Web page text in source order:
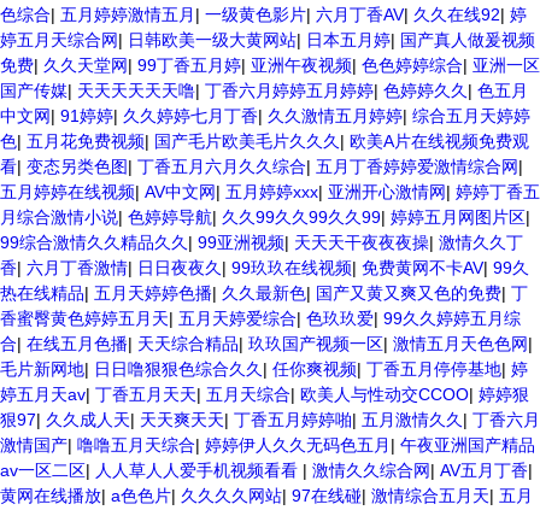
色综合| 五月婷婷激情五月 | 一级黄色影片| 六月丁香AV| 久久在线92| 婷
婷五月天综合网| 日韩欧美一级大黄网站| 日本五月婷| 国产真人做爰视频
免费| 久久天堂网| 99丁香五月婷| 亚洲午夜视频| 色色婷婷综合| 亚洲一区
国产传媒| 天天天天天天噜| 丁香六月婷婷五月婷婷| 色婷婷久久 | 色五月
中文网| 91婷婷| 久久婷婷七月丁香| 久久激情五月婷婷| 综合五月天婷婷
色| 五月花免费视频| 国产毛片欧美毛片久久久 | 欧美A片在线视频免费观
看| 变态另类色图| 丁香五月六月久久综合| 五月丁香婷婷爱激情综合网|
五月婷婷在线视频| AV中文网| 五月婷婷xxx| 亚洲开心激情网| 婷婷丁香五
月综合激情小说| 色婷婷导航| 久久99久久99久久99| 婷婷五月网图片区|
99综合激情久久精品久久 | 99亚洲视频| 天天天干夜夜夜操| 激情久久丁
香| 六月丁香激情| 日日夜夜久 | 99玖玖在线视频| 免费黄网不卡AV| 99久
热在线精品| 五月天婷婷色播| 久久最新色| 国产又黄又爽又色的免费| 丁
香蜜臀黄色婷婷五月天| 五月天婷爱综合| 色玖玖爱| 99久久婷婷五月综
合| 在线五月色播| 天天综合精品| 玖玖国产视频一区| 激情五月天色色网|
毛片新网地| 日日噜狠狠色综合久久 | 任你爽视频| 丁香五月停停基地| 婷
婷五月天av| 丁香五月天天| 五月天综合| 欧美人与性动交CCOO| 婷婷狠
狠97| 久久成人天| 天天爽天天| 丁香五月婷婷啪| 五月激情久久 | 丁香六月
激情国产| 噜噜五月天综合| 婷婷伊人久久无码色五月 | 午夜亚洲国产精品
av一区二区| 人人草人人爱手机视频看看 | 激情久久综合网| AV五月丁香|
黄网在线播放| a色色片| 久久久久网站| 97在线碰| 激情综合五月天| 五月